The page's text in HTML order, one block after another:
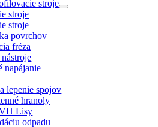
stroje
stroje
stroje
povrchov
fréza
napájanie
lepenie spojov
hranoly
Lisy
odpadu